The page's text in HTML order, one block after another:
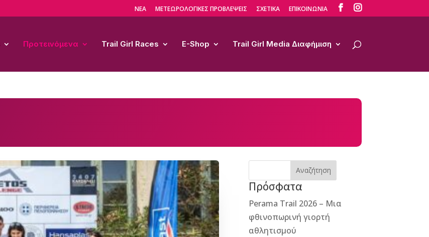
ΝΕΑ ΜΕΤΕΩΡΟΛΟΓΙΚΕΣ ΠΡΟΒΛΕΨΕΙΣ ΣΧΕΤΙΚΑ ΕΠΙΚΟΙΝΩΝΙΑ  
Προτεινόμενα Trail Girl Races E-Shop Trail Girl Media Διαφήμιση
Αναζήτηση
Πρόσφατα
Perama Trail 2026 – Μια
φθινοπωρινή γιορτή
αθλητισμού